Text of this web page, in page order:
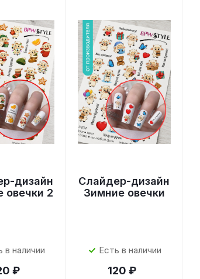
дизайн
овечки 2
в наличии
₽
Слайдер-дизайн
Зимние овечки
Есть в наличии
120 ₽